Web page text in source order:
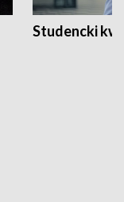
Studencki